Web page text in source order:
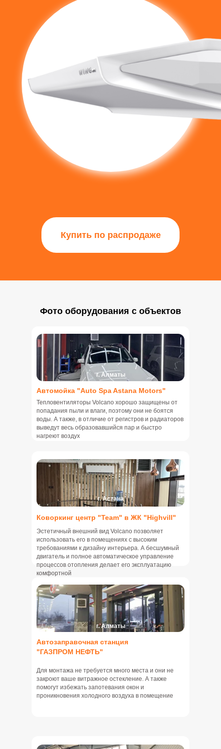
Купить по распродаже
Фото оборудования с объектов
Автомойка "Auto Spa Astana Motors"
г. Алматы
Тепловентиляторы Volcano хорошо защищены от
попадания пыли и влаги, поэтому они не боятся
воды. А также, в отличие от регистров и радиаторов
выведут весь образовавшийся пар и быстро
нагреют воздух
Коворкинг центр "Team" в ЖК "Highvill"
Эстетичный внешний вид Volcano позволяет
использовать его в помещениях с высоким
требованиями к дизайну интерьера. А бесшумный
двигатель и полное автоматическое управление
процессов отопления делает его эксплуатацию
комфортной
г. Астана
Автозаправочная станция
"ГАЗПРОМ НЕФТЬ"
Для монтажа не требуется много места и они не
закроют ваше витражное остекление. А также
помогут избежать запотевания окон и
проникновения холодного воздуха в помещение
г. Алматы